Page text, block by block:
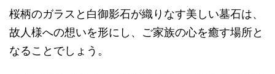
桜柄のガラスと白御影石が織りなす美しい墓石は、
故人様への想いを形にし、ご家族の心を癒す場所と
なることでしょう。